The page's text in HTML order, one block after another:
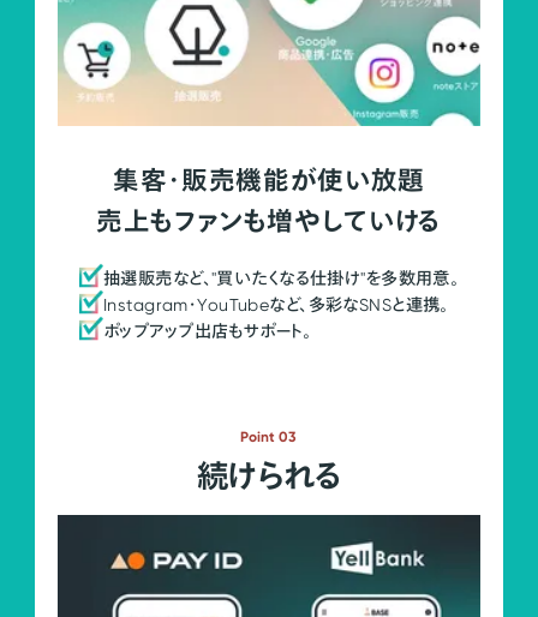
集客・販売機能が使い放題
売上もファンも増やしていける
抽選販売など、"買いたくなる仕掛け"を多数用意。
Instagram・YouTubeなど、多彩なSNSと連携。
ポップアップ出店もサポート。
Point 03
続けられる